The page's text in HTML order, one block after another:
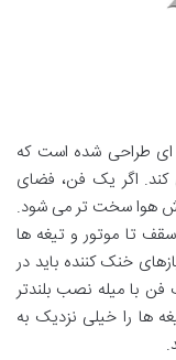
ای طراحی شده است که
کند. اگر یک فن، فضای
هوا سخت تر می شود.
تا موتور و تیغه ها
خنک کننده باید در
با میله نصب بلندتر
ها را خیلی نزدیک به